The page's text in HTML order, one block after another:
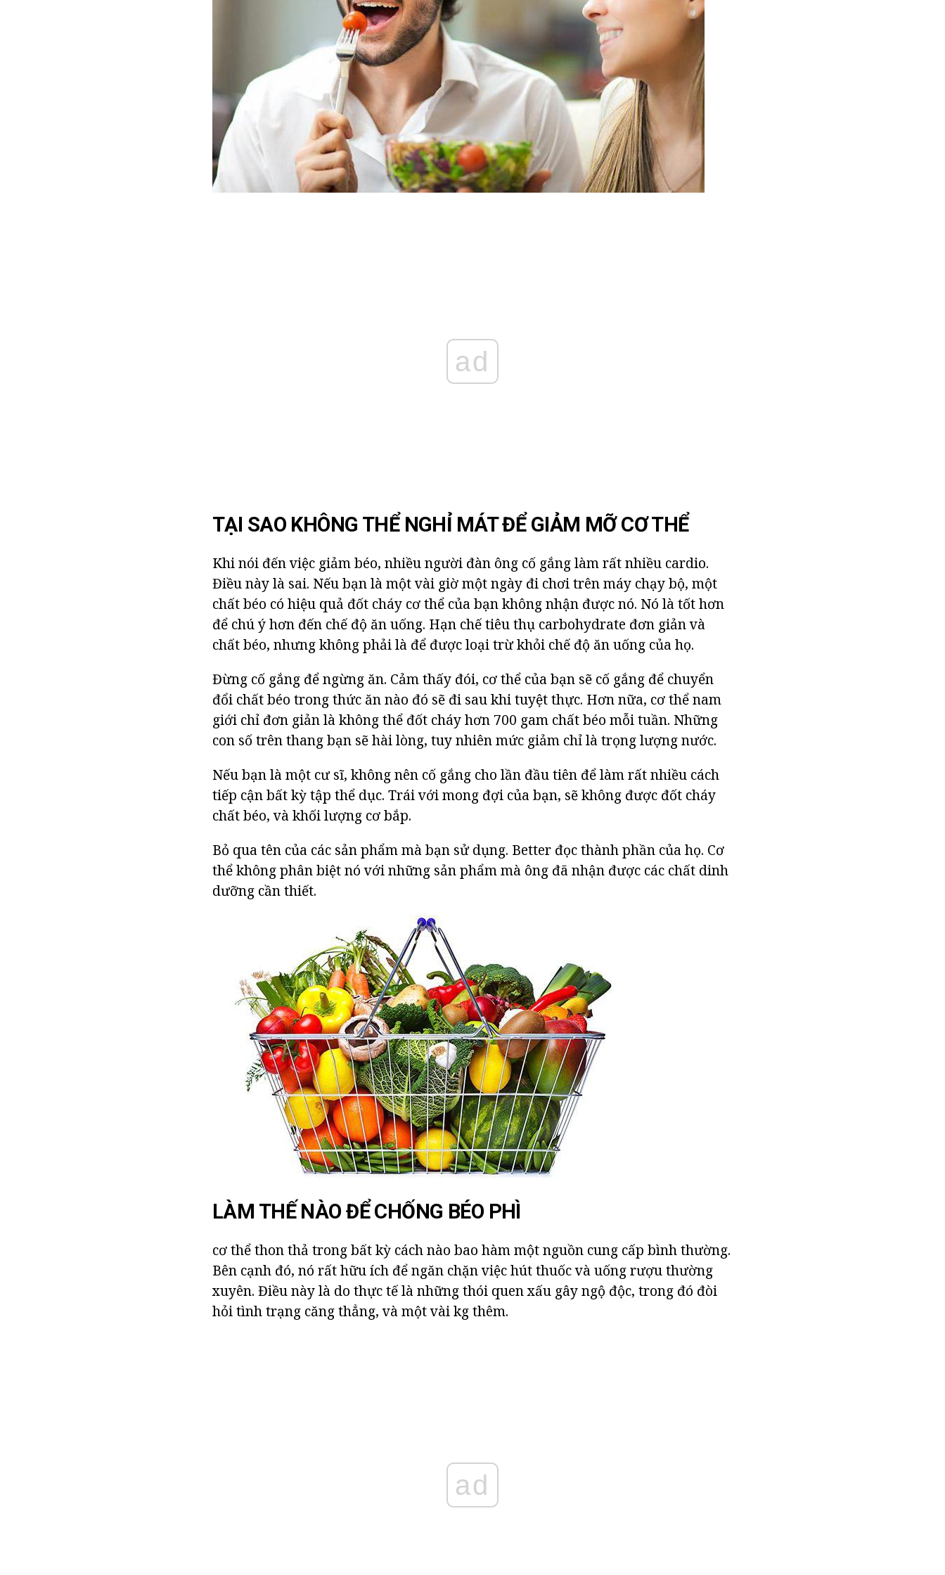
ad
TẠI SAO KHÔNG THỂ NGHỈ MÁT ĐỂ GIẢM MỠ CƠ THỂ
Khi nói đến việc giảm béo, nhiều người đàn ông cố gắng làm rất nhiều cardio.
Điều này là sai. Nếu bạn là một vài giờ một ngày đi chơi trên máy chạy bộ, một
chất béo có hiệu quả đốt cháy cơ thể của bạn không nhận được nó. Nó là tốt hơn
để chú ý hơn đến chế độ ăn uống. Hạn chế tiêu thụ carbohydrate đơn giản và
chất béo, nhưng không phải là để được loại trừ khỏi chế độ ăn uống của họ.
Đừng cố gắng để ngừng ăn. Cảm thấy đói, cơ thể của bạn sẽ cố gắng để chuyển
đổi chất béo trong thức ăn nào đó sẽ đi sau khi tuyệt thực. Hơn nữa, cơ thể nam
giới chỉ đơn giản là không thể đốt cháy hơn 700 gam chất béo mỗi tuần. Những
con số trên thang bạn sẽ hài lòng, tuy nhiên mức giảm chỉ là trọng lượng nước.
Nếu bạn là một cư sĩ, không nên cố gắng cho lần đầu tiên để làm rất nhiều cách
tiếp cận bất kỳ tập thể dục. Trái với mong đợi của bạn, sẽ không được đốt cháy
chất béo, và khối lượng cơ bắp.
Bỏ qua tên của các sản phẩm mà bạn sử dụng. Better đọc thành phần của họ. Cơ
thể không phân biệt nó với những sản phẩm mà ông đã nhận được các chất dinh
dưỡng cần thiết.
LÀM THẾ NÀO ĐỂ CHỐNG BÉO PHÌ
cơ thể thon thả trong bất kỳ cách nào bao hàm một nguồn cung cấp bình thường.
Bên cạnh đó, nó rất hữu ích để ngăn chặn việc hút thuốc và uống rượu thường
xuyên. Điều này là do thực tế là những thói quen xấu gây ngộ độc, trong đó đòi
hỏi tình trạng căng thẳng, và một vài kg thêm.
ad